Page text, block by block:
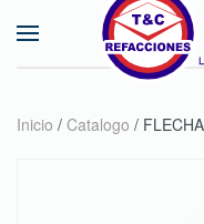
Skip to main
Inicio / Catalogo /